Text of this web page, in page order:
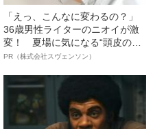
「えっ、こんなに変わるの？」
36歳男性ライターのニオイが激
変！ 夏場に気になる“頭皮のニ
オイ”や“ベタつき”を解消す
ト”が生み出した徹底ケアとは
PR（株式会社スヴェンソン）